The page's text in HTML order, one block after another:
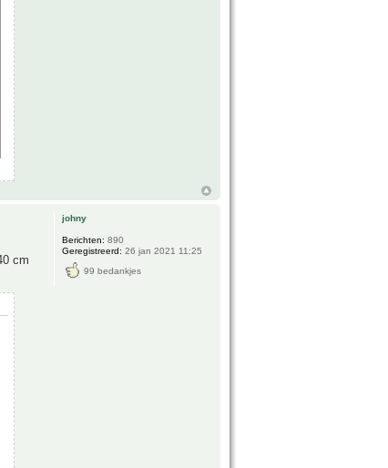
cm
johny
Berichten: 890
Geregistreerd: 26 jan 2021 11:25
99 bedankjes